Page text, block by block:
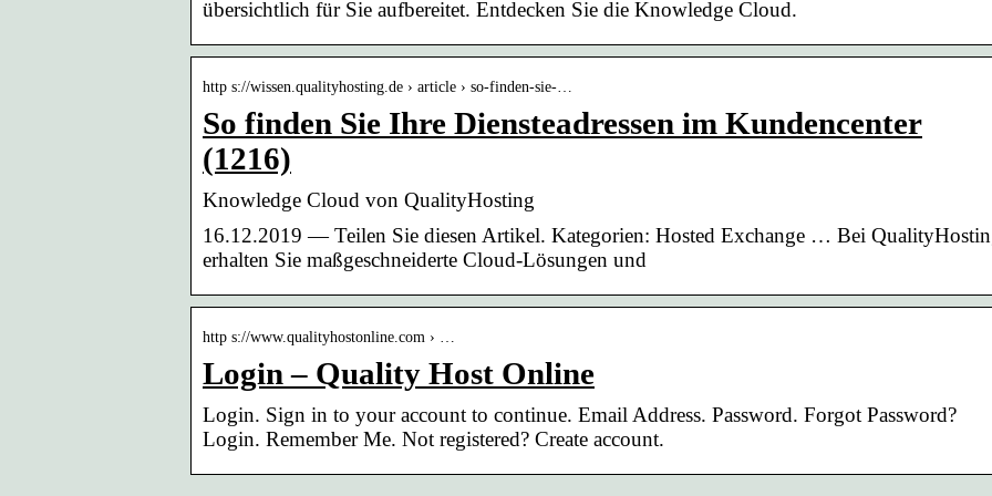
übersichtlich für Sie aufbereitet. Entdecken Sie die Knowledge Cloud.
http s://wissen.qualityhosting.de › article › so-finden-sie-…
So finden Sie Ihre Diensteadressen im Kundencenter
(1216)
Knowledge Cloud von QualityHosting
16.12.2019 — Teilen Sie diesen Artikel. Kategorien: Hosted Exchange … Bei
erhalten Sie maßgeschneiderte Cloud-Lösungen und
http s://www.qualityhostonline.com › …
Login – Quality Host Online
Login. Sign in to your account to continue. Email Address. Password. Forgot Password?
Login. Remember Me. Not registered? Create account.